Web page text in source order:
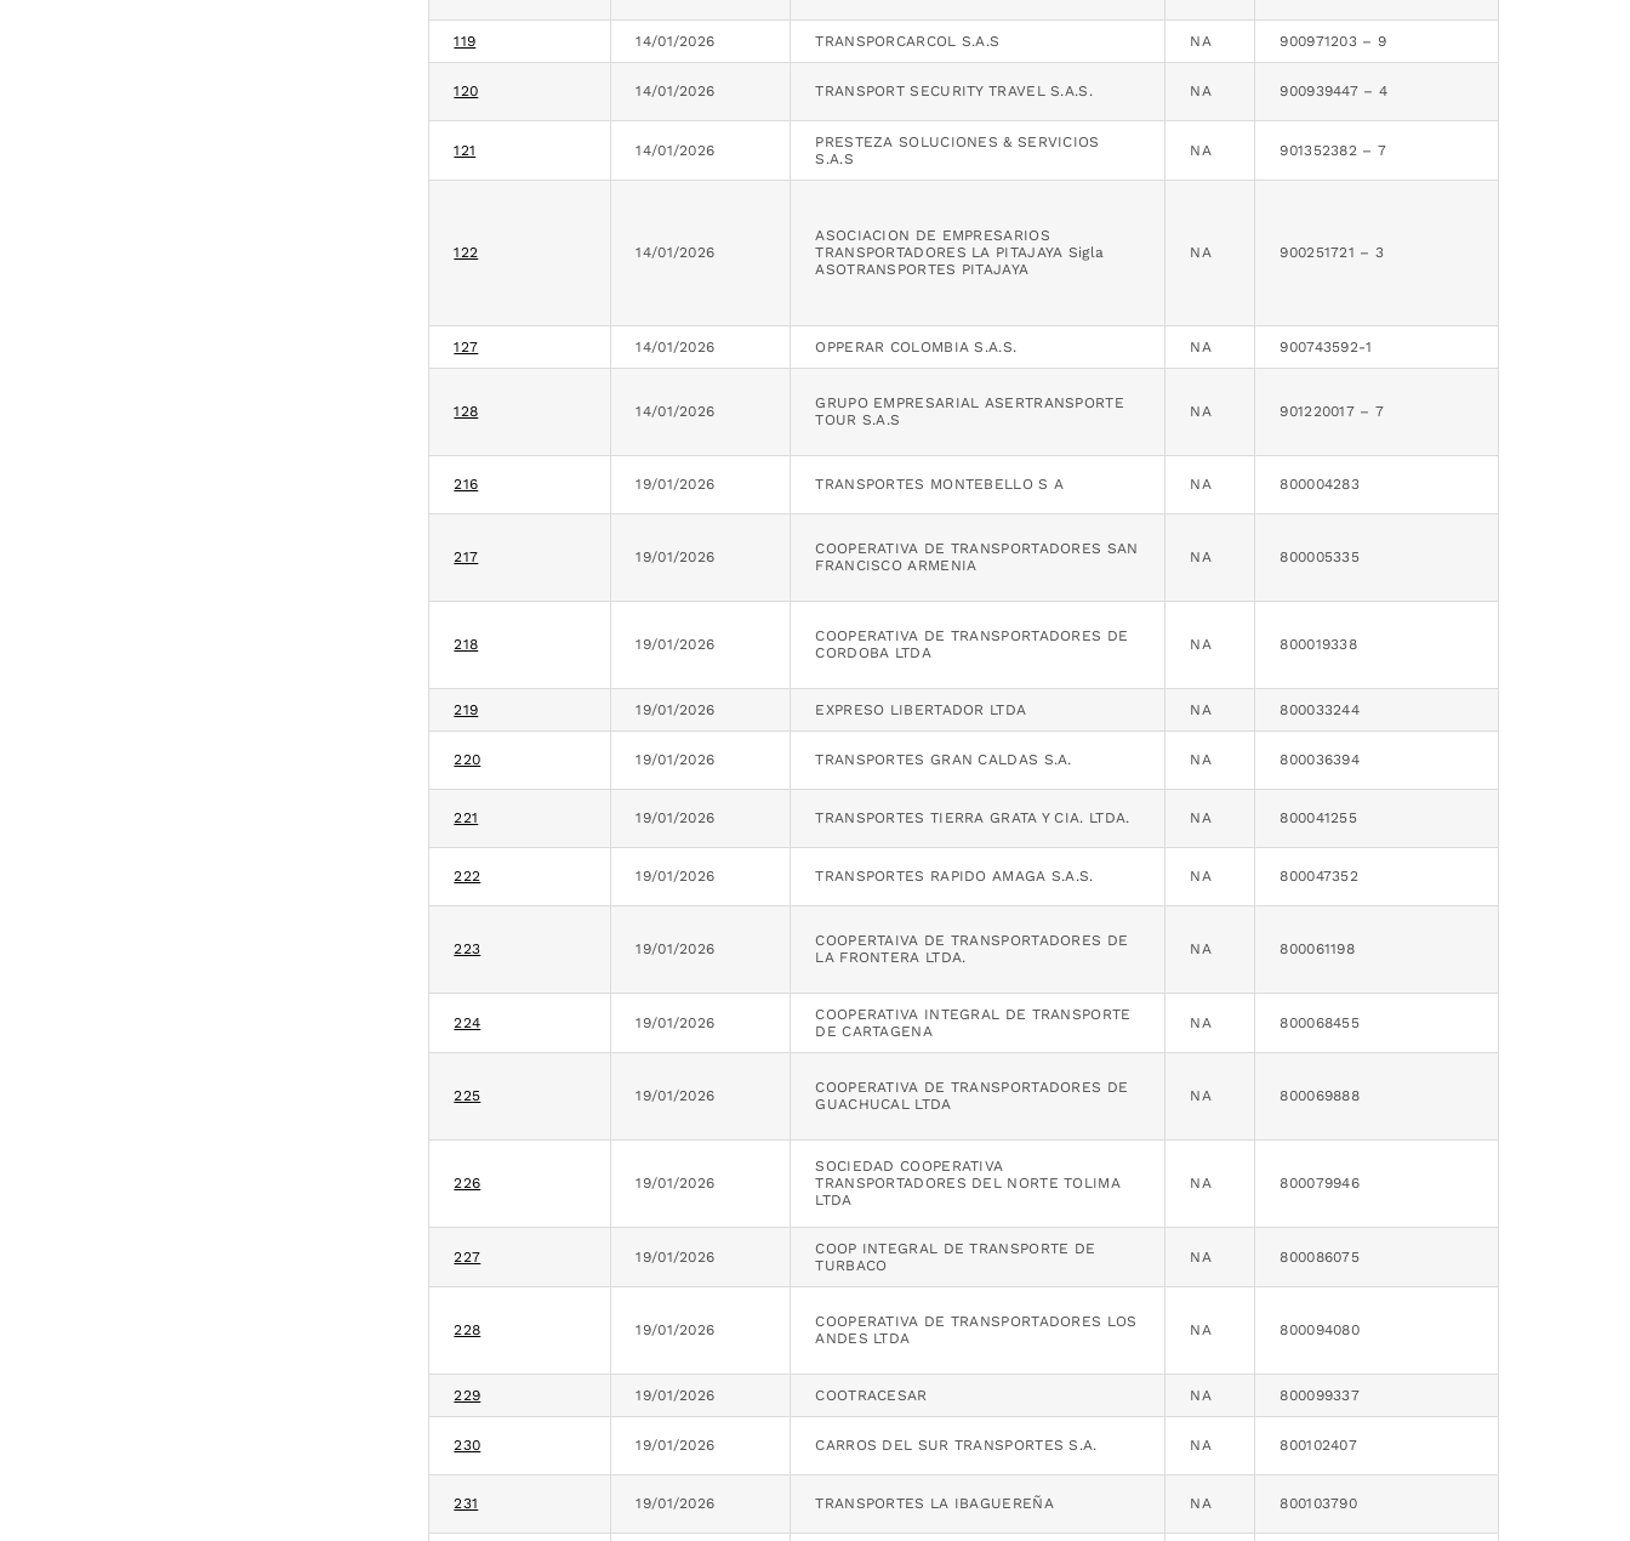
119 14/01/2026 TRANSPORCARCOL S.A.S NA 900971203 – 9
120 14/01/2026 TRANSPORT SECURITY TRAVEL S.A.S. NA 900939447 – 4
121 14/01/2026
PRESTEZA SOLUCIONES & SERVICIOS
S.A.S
NA 901352382 – 7
122 14/01/2026
ASOCIACION DE EMPRESARIOS
TRANSPORTADORES LA PITAJAYA Sigla
ASOTRANSPORTES PITAJAYA
NA 900251721 – 3
127 14/01/2026 OPPERAR COLOMBIA S.A.S. NA 900743592-1
128 14/01/2026
GRUPO EMPRESARIAL ASERTRANSPORTE
TOUR S.A.S
NA 901220017 – 7
216 19/01/2026 TRANSPORTES MONTEBELLO S A NA 800004283
217 19/01/2026
COOPERATIVA DE TRANSPORTADORES SAN
FRANCISCO ARMENIA
NA 800005335
218 19/01/2026
COOPERATIVA DE TRANSPORTADORES DE
CORDOBA LTDA
NA 800019338
219 19/01/2026 EXPRESO LIBERTADOR LTDA NA 800033244
220 19/01/2026 TRANSPORTES GRAN CALDAS S.A. NA 800036394
221 19/01/2026 TRANSPORTES TIERRA GRATA Y CIA. LTDA. NA 800041255
222 19/01/2026 TRANSPORTES RAPIDO AMAGA S.A.S. NA 800047352
223 19/01/2026
COOPERTAIVA DE TRANSPORTADORES DE
LA FRONTERA LTDA.
NA 800061198
224 19/01/2026
COOPERATIVA INTEGRAL DE TRANSPORTE
DE CARTAGENA
NA 800068455
225 19/01/2026
COOPERATIVA DE TRANSPORTADORES DE
GUACHUCAL LTDA
NA 800069888
226 19/01/2026
SOCIEDAD COOPERATIVA
TRANSPORTADORES DEL NORTE TOLIMA
LTDA
NA 800079946
227 19/01/2026
COOP INTEGRAL DE TRANSPORTE DE
TURBACO
NA 800086075
228 19/01/2026
COOPERATIVA DE TRANSPORTADORES LOS
ANDES LTDA
NA 800094080
229 19/01/2026 COOTRACESAR NA 800099337
230 19/01/2026 CARROS DEL SUR TRANSPORTES S.A. NA 800102407
231 19/01/2026 TRANSPORTES LA IBAGUEREÑA NA 800103790